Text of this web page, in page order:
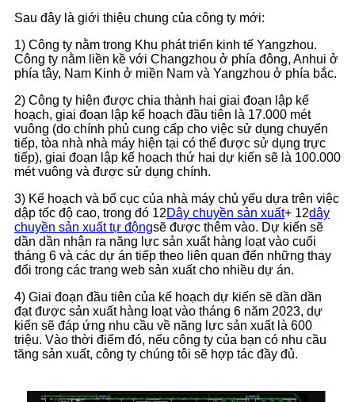
Sau đây là giới thiệu chung của công ty mới:
1) Công ty nằm trong Khu phát triển kinh tế Yangzhou.
Công ty nằm liền kề với Changzhou ở phía đông, Anhui ở
phía tây, Nam Kinh ở miền Nam và Yangzhou ở phía bắc.
2) Công ty hiện được chia thành hai giai đoạn lập kế
hoạch, giai đoạn lập kế hoạch đầu tiên là 17.000 mét
vuông (do chính phủ cung cấp cho việc sử dụng chuyển
tiếp, tòa nhà nhà máy hiện tại có thể được sử dụng trực
tiếp), giai đoạn lập kế hoạch thứ hai dự kiến ​​sẽ là 100.000
mét vuông và được sử dụng chính.
3) Kế hoạch và bố cục của nhà máy chủ yếu dựa trên việc
dập tốc độ cao, trong đó 12Dây chuyền sản xuất+ 12dây
chuyền sản xuất tự độngsẽ được thêm vào. Dự kiến ​​sẽ
dần dần nhận ra năng lực sản xuất hàng loạt vào cuối
tháng 6 và các dự án tiếp theo liên quan đến những thay
đổi trong các trang web sản xuất cho nhiều dự án.
4) Giai đoạn đầu tiên của kế hoạch dự kiến ​​sẽ dần dần
đạt được sản xuất hàng loạt vào tháng 6 năm 2023, dự
kiến ​​sẽ đáp ứng nhu cầu về năng lực sản xuất là 600
triệu. Vào thời điểm đó, nếu công ty của bạn có nhu cầu
tăng sản xuất, công ty chúng tôi sẽ hợp tác đầy đủ.